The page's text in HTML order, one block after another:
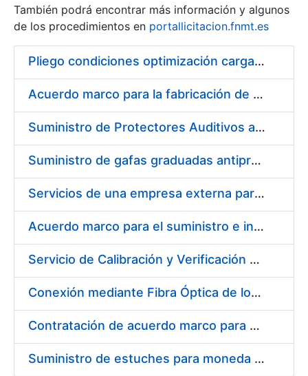
Show/Hide
También podrá encontrar más información y algunos
de los procedimientos en portallicitacion.fnmt.es
Pliego condiciones optimización cargas compras firmado
Acuerdo marco para la fabricación de piezas
Suministro de Protectores Auditivos a medida para las personas trabajadoras de los Centros de Trabajo de Madrid y Burgos
Suministro de gafas graduadas antiproyecciones para los trabajadores de la FNMT-RCM en los centros de trabajo de Madrid y Burgos
Servicios de una empresa externa para el asesoramiento y resolución de los recursos de alzada que se presentan relacionados con procesos de selección para la FNMT-RCM
Acuerdo marco para el suministro e instalación de persianas, estores y otros complementos
Servicio de Calibración y Verificación Externa de los Equipos de Medición del Servicio de Prevención de la FNMT-RCM
Conexión mediante Fibra Óptica de los Centros de Proceso de Datos (CPDs) de las sedes de la FNMT-RCM de Burgos y Madrid
Contratación de acuerdo marco para el Suministro de Material de Electricidad para la Fábrica Nacional de Moneda y Timbre-Real Casa de la Moneda en su centro de trabajo de Burgos
Suministro de estuches para moneda de 30 €